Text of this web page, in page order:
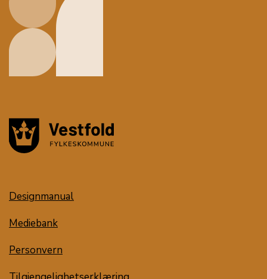
Designmanual
Mediebank
Personvern